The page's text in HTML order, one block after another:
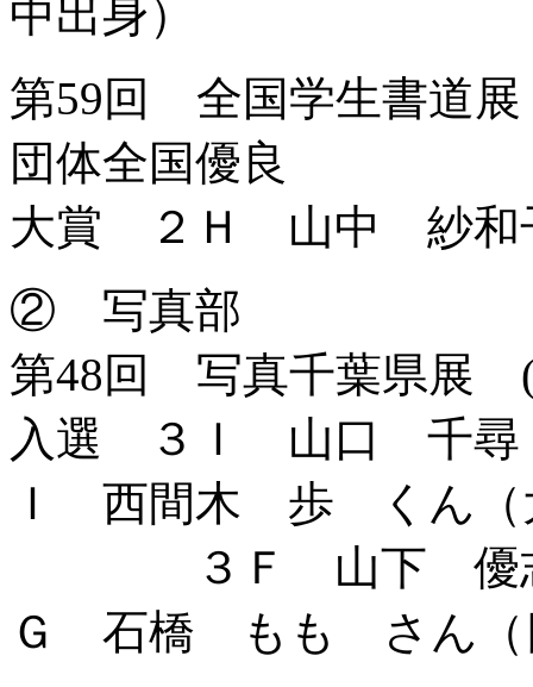
中出身）
第59回 全国学生書道
団体全国優良
大賞 ２Ｈ 山中 紗和
② 写真部
第48回 写真千葉県展
入選 ３Ｉ 山口 千尋
Ｉ 西間木 歩 くん（
３Ｆ 山下 優志
Ｇ 石橋 もも さん（